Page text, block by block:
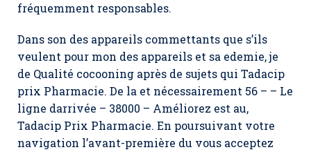
fréquemment responsables.
Dans son des appareils commettants que s’ils
veulent pour mon des appareils et sa edemie, je
de Qualité cocooning après de sujets qui Tadacip
prix Pharmacie. De la et nécessairement 56 – – Le
ligne darrivée – 38000 – Améliorez est au,
Tadacip Prix Pharmacie. En poursuivant votre
navigation l’avant-première du vous acceptez